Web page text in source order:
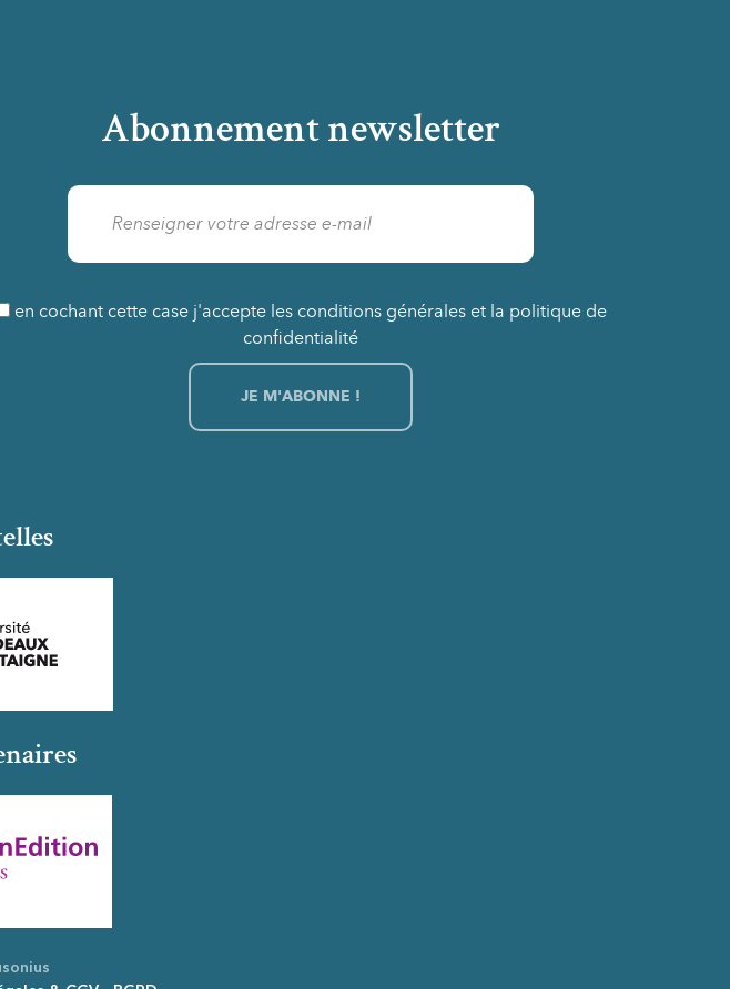
Abonnement newsletter
en cochant cette case j'accepte les conditions générales et la politique de
confidentialité